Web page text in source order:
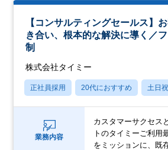
【コンサルティングセールス】
き合い、根本的な解決に導く／
制
株式会社タイミー
正社員採用 20代におすすめ 土日
業務内容
カスタマーサクセス
トのタイミーご利用
をミッションに、既